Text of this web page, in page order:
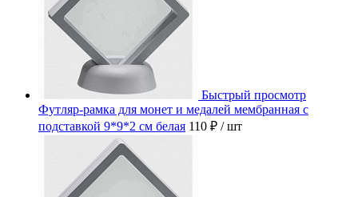
Быстрый просмотр
Футляр-рамка для монет и медалей мембранная с
подставкой 9*9*2 см белая 110 ₽ / шт